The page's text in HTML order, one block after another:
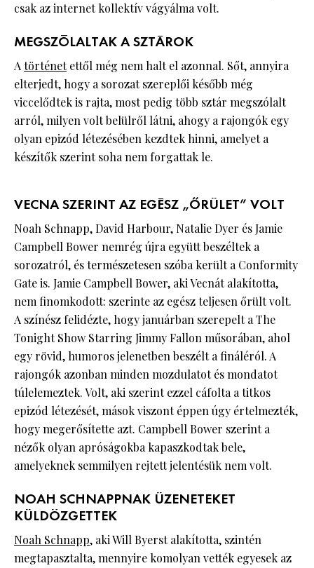
csak az internet kollektív vágyálma volt.
MEGSZÓLALTAK A SZTÁROK
Atörténetettől még nem halt el azonnal. Sőt, annyira
elterjedt, hogy a sorozat szereplői később még
viccelődtek is rajta, most pedig több sztár megszólalt
arról, milyen volt belülről látni, ahogy a rajongók egy
olyan epizód létezésében kezdtek hinni, amelyet a
készítők szerint soha nem forgattak le.
VECNA SZERINT AZ EGÉSZ „ŐRÜLET” VOLT
Noah Schnapp, David Harbour, Natalie Dyer és Jamie
Campbell Bower nemrég újra együtt beszéltek a
sorozatról, és természetesen szóba került a Conformity
Gate is. Jamie Campbell Bower, aki Vecnát alakította,
nem finomkodott: szerinte az egész teljesen őrült volt.
A színész felidézte, hogy januárban szerepelt a The
Tonight Show Starring Jimmy Fallon műsorában, ahol
egy rövid, humoros jelenetben beszélt a fináléról. A
rajongók azonban minden mozdulatot és mondatot
túlelemeztek. Volt, aki szerint ezzel cáfolta a titkos
epizód létezését, mások viszont éppen úgy értelmezték,
hogy megerősítette azt. Campbell Bower szerint a
nézők olyan apróságokba kapaszkodtak bele,
amelyeknek semmilyen rejtett jelentésük nem volt.
NOAH SCHNAPPNAK ÜZENETEKET
KÜLDÖZGETTEK
Noah Schnapp, aki Will Byerst alakította, szintén
megtapasztalta, mennyire komolyan vették egyesek az